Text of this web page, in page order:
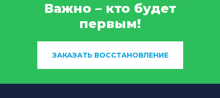
Важно – кто будет
первым!
ЗАКАЗАТЬ ВОССТАНОВЛЕНИЕ